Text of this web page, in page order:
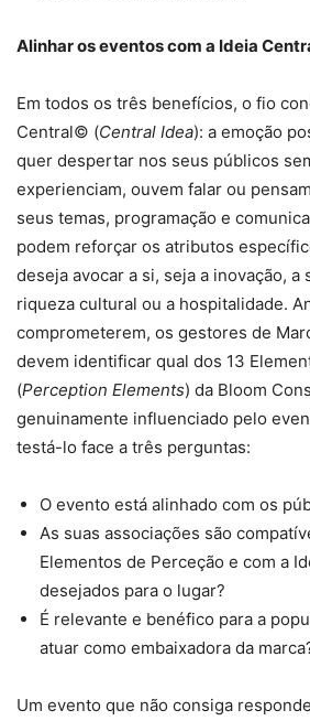
Alinhar os eventos com a Ideia
Em todos os três benefícios, o fio
Central© (Central Idea): a emoção
quer despertar nos seus públicos
experienciam, ouvem falar ou
seus temas, programação e
podem reforçar os atributos
deseja avocar a si, seja a inovação, a
riqueza cultural ou a hospitalidade.
comprometerem, os gestores de
devem identificar qual dos 13
(Perception Elements) da Bloom
genuinamente influenciado pelo
testá-lo face a três perguntas:
O evento está alinhado com os
As suas associações são
Elementos de Perceção e com a
desejados para o lugar?
É relevante e benéfico para a
atuar como embaixadora da
Um evento que não consiga